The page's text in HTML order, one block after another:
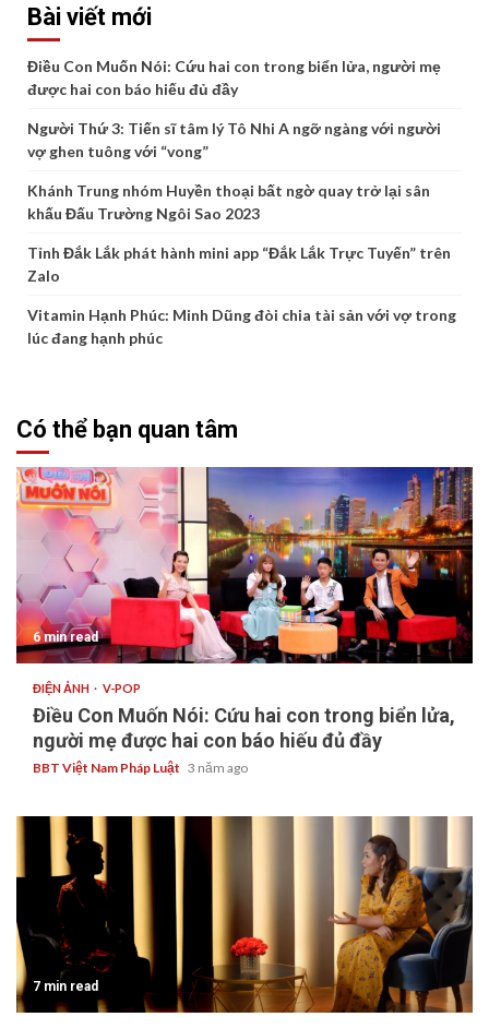
Bài viết mới
Điều Con Muốn Nói: Cứu hai con trong biển lửa, người mẹ
được hai con báo hiếu đủ đầy
Người Thứ 3: Tiến sĩ tâm lý Tô Nhi A ngỡ ngàng với người
vợ ghen tuông với “vong”
Khánh Trung nhóm Huyền thoại bất ngờ quay trở lại sân
khấu Đấu Trường Ngôi Sao 2023
Tỉnh Đắk Lắk phát hành mini app “Đắk Lắk Trực Tuyến” trên
Zalo
Vitamin Hạnh Phúc: Minh Dũng đòi chia tài sản với vợ trong
lúc đang hạnh phúc
Có thể bạn quan tâm
6 min read
ĐIỆN ẢNH V-POP
Điều Con Muốn Nói: Cứu hai con trong biển lửa,
người mẹ được hai con báo hiếu đủ đầy
BBT Việt Nam Pháp Luật 3 năm ago
7 min read